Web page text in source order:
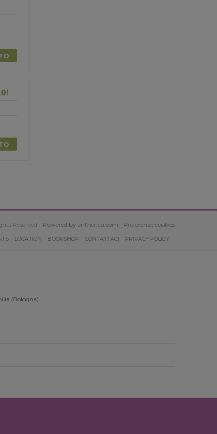
Reserved - Powered by antherica.com - Preferenze cookies
LOCATION BOOKSHOP CONTATTACI PRIVACY POLICY
(Bologna)